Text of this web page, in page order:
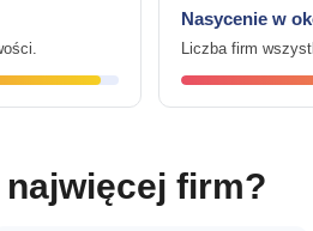
Nasycenie w
Liczba firm
firm?